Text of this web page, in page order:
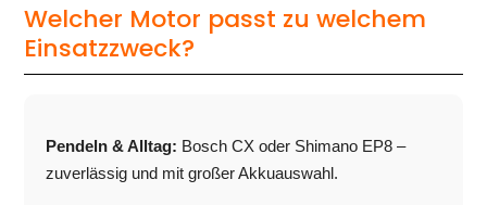
Welcher Motor passt zu welchem
Einsatzzweck?
Pendeln & Alltag: Bosch CX oder Shimano EP8 –
zuverlässig und mit großer Akkuauswahl.